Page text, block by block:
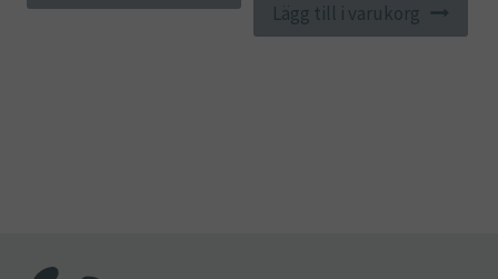
Lägg till i varukorg